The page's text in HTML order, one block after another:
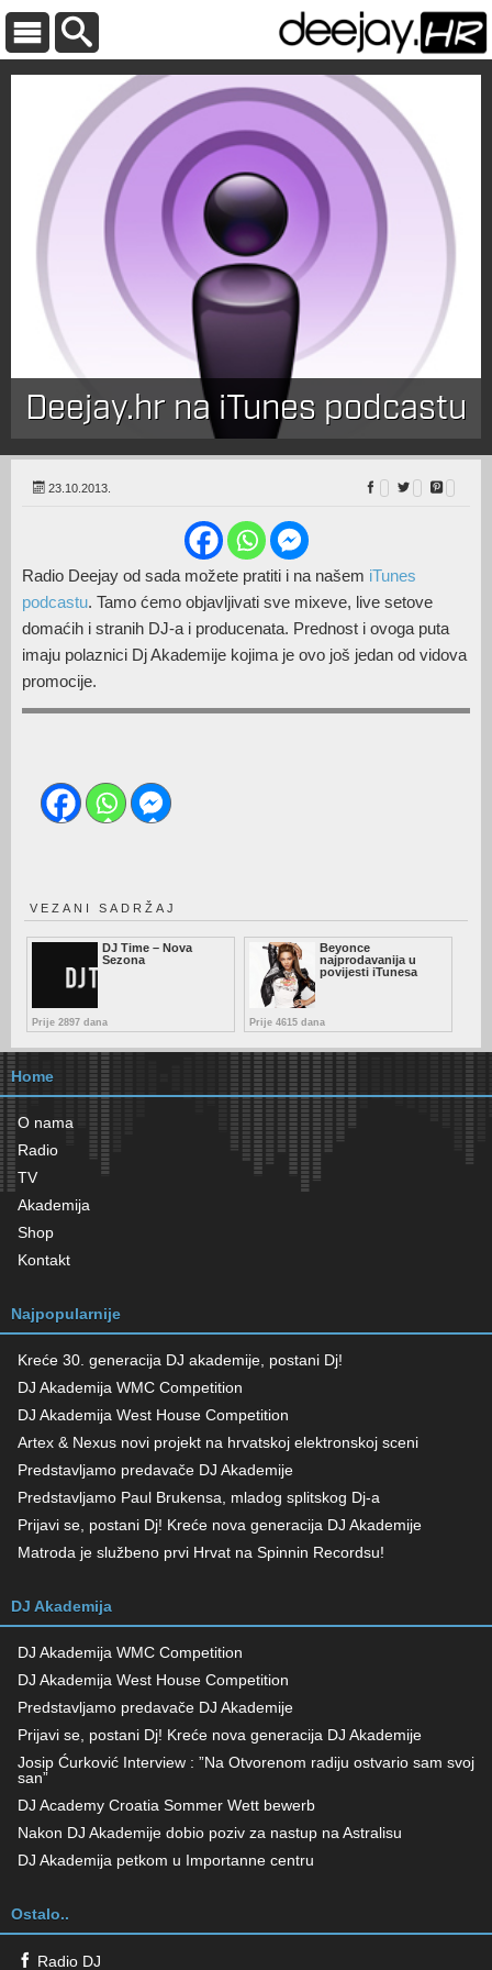
Deejay.hr na iTunes podcastu
23.10.2013.
Radio Deejay od sada možete pratiti i na našem iTunes
podcastu. Tamo ćemo objavljivati sve mixeve, live setove
domaćih i stranih DJ-a i producenata. Prednost i ovoga puta
imaju polaznici Dj Akademije kojima je ovo još jedan od vidova
promocije.
VEZANI SADRŽAJ
DJ Time – Nova
Sezona
Prije 2897 dana
Beyonce
najprodavanija u
povijesti iTunesa
Prije 4615 dana
Home
O nama
Radio
TV
Akademija
Shop
Kontakt
Najpopularnije
Kreće 30. generacija DJ akademije, postani Dj!
DJ Akademija WMC Competition
DJ Akademija West House Competition
Artex & Nexus novi projekt na hrvatskoj elektronskoj sceni
Predstavljamo predavače DJ Akademije
Predstavljamo Paul Brukensa, mladog splitskog Dj-a
Prijavi se, postani Dj! Kreće nova generacija DJ Akademije
Matroda je službeno prvi Hrvat na Spinnin Recordsu!
DJ Akademija
DJ Akademija WMC Competition
DJ Akademija West House Competition
Predstavljamo predavače DJ Akademije
Prijavi se, postani Dj! Kreće nova generacija DJ Akademije
Josip Ćurković Interview : ”Na Otvorenom radiju ostvario sam svoj
san”
DJ Academy Croatia Sommer Wett bewerb
Nakon DJ Akademije dobio poziv za nastup na Astralisu
DJ Akademija petkom u Importanne centru
Ostalo..
Radio DJ